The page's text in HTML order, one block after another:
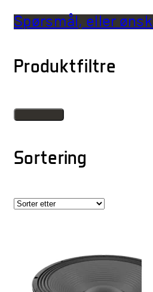
Spørsmål, eller
Produktfiltre
Sortering